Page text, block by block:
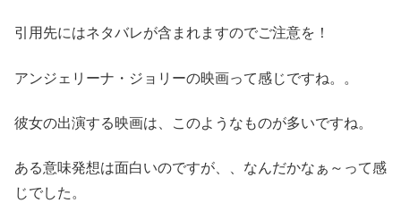
引用先にはネタバレが含まれますのでご注意を！
アンジェリーナ・ジョリーの映画って感じですね。。
彼女の出演する映画は、このようなものが多いですね。
ある意味発想は面白いのですが、、なんだかなぁ～って感
じでした。